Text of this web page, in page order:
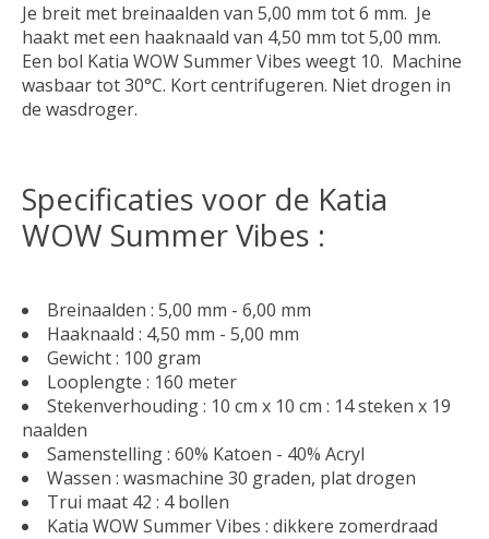
Je breit met breinaalden van 5,00 mm tot 6 mm. Je
haakt met een haaknaald van 4,50 mm tot 5,00 mm.
Een bol Katia WOW Summer Vibes weegt 10. Machine
wasbaar tot 30°C. Kort centrifugeren. Niet drogen in
de wasdroger.
Specificaties voor de Katia
WOW Summer Vibes :
Breinaalden : 5,00 mm - 6,00 mm
Haaknaald : 4,50 mm - 5,00 mm
Gewicht : 100 gram
Looplengte : 160 meter
Stekenverhouding : 10 cm x 10 cm : 14 steken x 19
naalden
Samenstelling : 60% Katoen - 40% Acryl
Wassen : wasmachine 30 graden, plat drogen
Trui maat 42 : 4 bollen
Katia WOW Summer Vibes : dikkere zomerdraad